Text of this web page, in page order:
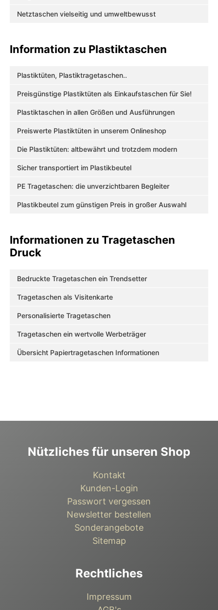
Netztaschen vielseitig und umweltbewusst
Information zu Plastiktaschen
Plastiktüten, Plastiktragetaschen..
Preisgünstige Plastiktüten als Einkaufstaschen für Sie!
Plastiktaschen in allen Größen und Ausführungen
Preiswerte Plastiktüten in unserem Onlineshop
Die Plastiktüten: altbewährt und trotzdem modern
Sicher transportiert im Plastikbeutel
PE Tragetaschen: die unverzichtbaren Begleiter
Plastikbeutel zum günstigen Preis in großer Auswahl
Informationen zu Tragetaschen
Druck
Bedruckte Tragetaschen ein Trendsetter
Tragetaschen als Visitenkarte
Personalisierte Tragetaschen
Tragetaschen ein wertvolle Werbeträger
Übersicht Papiertragetaschen Informationen
Nützliches für unseren Shop
Kontakt
Kunden-Login
Passwort vergessen
Newsletter bestellen
Sonderangebote
Sitemap
Rechtliches
Impressum